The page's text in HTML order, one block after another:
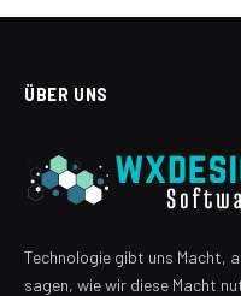
ÜBER UNS
Technologie gibt uns Macht,
sagen, wie wir diese Macht